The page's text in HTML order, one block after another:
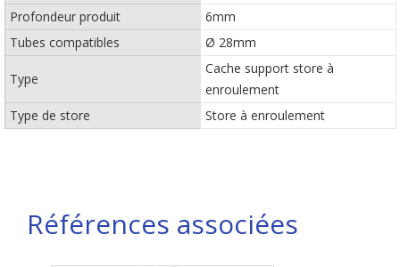
Profondeur produit
6mm
Tubes compatibles
Ø 28mm
Type
Cache support store à
enroulement
Type de store
Store à enroulement
Références associées